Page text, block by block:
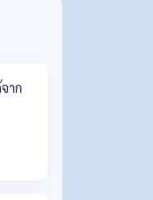
าก